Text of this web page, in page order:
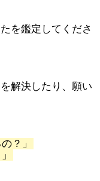
を鑑定してくださ
解決したり、願い
？」